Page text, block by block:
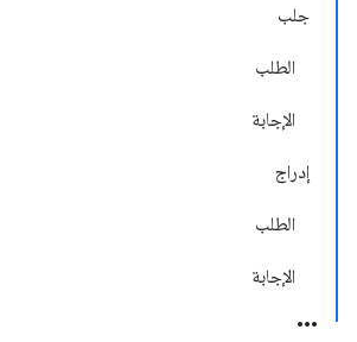
جلب
الطلب
الإجابة
إدراج
الطلب
الإجابة